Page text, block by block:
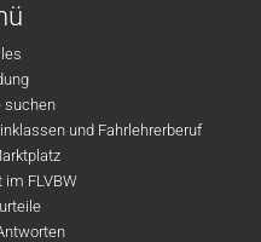
suchen
und Fahrlehrerberuf
FLVBW